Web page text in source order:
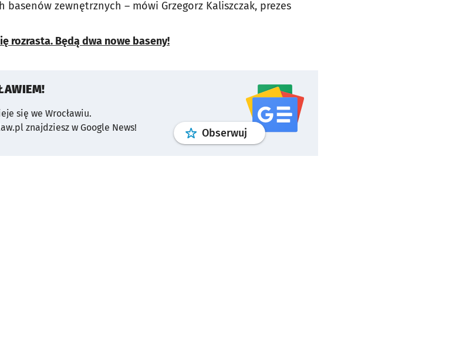
zewnętrznych – mówi Grzegorz Kaliszczak, prezes
rozrasta. Będą dwa nowe baseny!
się we Wrocławiu.
znajdziesz w Google News!
Obserwuj profilgoogle news